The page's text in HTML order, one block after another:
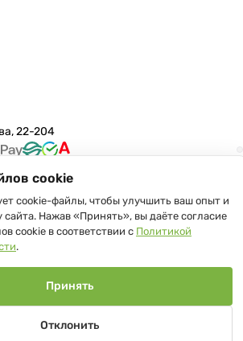
22-204
мебель с оперативной доставкой по
220005, Минск, ул. Платонова, 22, пом.
с 17 июля 2013 г. Регистрация №191081534,
потребителей, телефон +375 (17) 361-10-80,
(29) 544-10-00, e-mail: info@danko.by
Администрации Первомайского района
14-65, Начальник отдела: Жакович Юлия
cookie
cookie-файлы, чтобы улучшить ваш опыт и
сайта. Нажав «Принять», вы даёте согласие
cookie в соответствии с Политикой
.
Отклонить
Принять